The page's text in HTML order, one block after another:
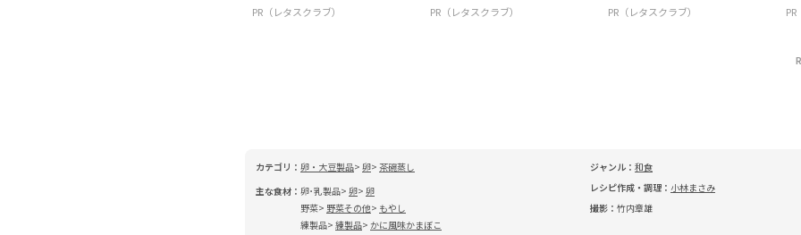
PR（レタスクラブ） PR（レタスクラブ） PR（レタスクラブ） PR
カテゴリ： 卵・大豆製品 卵 茶碗蒸し
主な食材： 卵･乳製品 卵 卵
野菜
野菜その他
もやし
練製品 練製品 かに風味かまぼこ
ジャンル： 和食
レシピ作成・調理： 小林まさみ
撮影： 竹内章雄